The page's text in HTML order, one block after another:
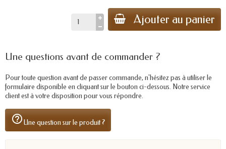
Ajouter au panier
Une questions avant de commander ?
Pour toute question avant de passer commande, n'hésitez pas à utiliser le
formulaire disponible en cliquant sur le bouton ci-dessous. Notre service
client est à votre disposition pour vous répondre.
help_outlineUne question sur le produit ?